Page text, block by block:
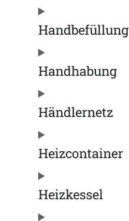
Handbefüllung
Handhabung
Händlernetz
Heizcontainer
Heizkessel